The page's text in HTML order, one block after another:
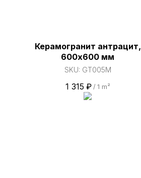
Керамогранит антрацит,
600х600 мм
SKU: GT005M
1 315 ₽ / 1 m²